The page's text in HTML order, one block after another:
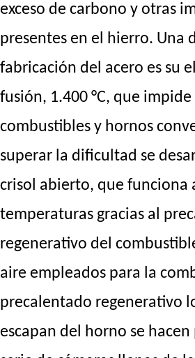
exceso de carbono y otras
presentes en el hierro. Una
fabricación del acero es su
fusión, 1.400 °C, que
combustibles y hornos
superar la dificultad se
crisol abierto, que funciona
temperaturas gracias al
regenerativo del
aire empleados para la
precalentado regenerativo
escapan del horno se hacen